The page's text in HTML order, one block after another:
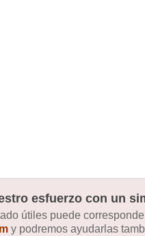
esfuerzo con un
útiles puede
y podremos ayudarlas